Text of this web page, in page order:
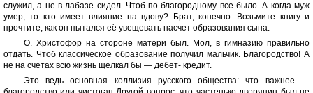
служил, а не в лабазе сидел. Чтоб по-благородному все было. А когда муж
умер, то кто имеет влияние на вдову? Брат, конечно. Возьмите книгу и
прочтите, как он пытался её увещевать насчет образования сына.
О. Христофор на стороне матери был. Мол, в гимназию правильно
отдать. Чтоб классическое образование получил мальчик. Благородство! А
не на счетах всю жизнь щелкал бы — дебет- кредит.
Это ведь основная коллизия русского общества: что важнее —